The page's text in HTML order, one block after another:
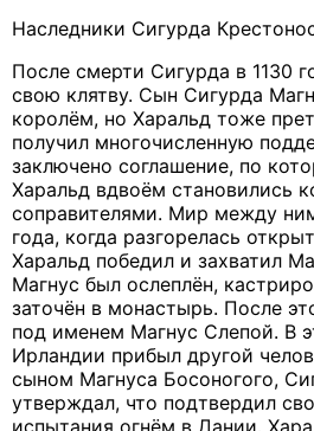
Наследники Сигурда
После смерти Сигурда в 1130
свою клятву. Сын Сигурда
королём, но Харальд тоже
получил многочисленную
заключено соглашение, по
Харальд вдвоём становились
соправителями. Мир между
года, когда разгорелась
Харальд победил и захватил
Магнус был ослеплён,
заточён в монастырь. После
под именем Магнус Слепой. В
Ирландии прибыл другой
сыном Магнуса Босоногого,
утверждал, что подтвердил